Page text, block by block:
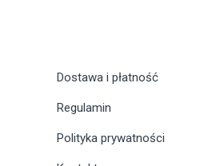
Dostawa i płatność
Regulamin
Polityka prywatności